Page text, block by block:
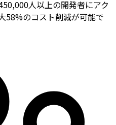
人以上の開発者にアク
58%のコスト削減が可能で